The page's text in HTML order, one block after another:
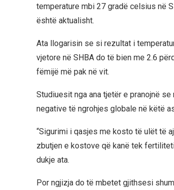
temperature mbi 27 gradë celsius në
është aktualisht.
Ata llogarisin se si rezultat i
vjetore në SHBA do të bien me 2.6
fëmijë më pak në vit.
Studiuesit nga ana tjetër e pranojnë
negative të ngrohjes globale në këtë
“Sigurimi i qasjes me kosto të ulët të
zbutjen e kostove që kanë tek
dukje ata.
Por ngjizja do të mbetet gjithsesi